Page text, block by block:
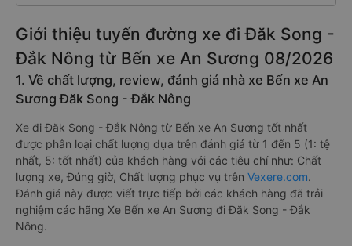
Giới thiệu tuyến đường xe đi Đăk Song -
Đắk Nông từ Bến xe An Sương 08/2026
1. Về chất lượng, review, đánh giá nhà xe Bến xe An
Sương Đăk Song - Đắk Nông
Xe đi Đăk Song - Đắk Nông từ Bến xe An Sương tốt nhất
được phân loại chất lượng dựa trên đánh giá từ 1 đến 5 (1: tệ
nhất, 5: tốt nhất) của khách hàng với các tiêu chí như: Chất
lượng xe, Đúng giờ, Chất lượng phục vụ trên Vexere.com.
Đánh giá này được viết trực tiếp bởi các khách hàng đã trải
nghiệm các hãng Xe Bến xe An Sương đi Đăk Song - Đắk
Nông.